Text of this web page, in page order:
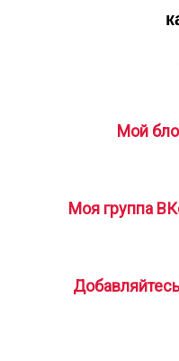
Мой
Моя группа